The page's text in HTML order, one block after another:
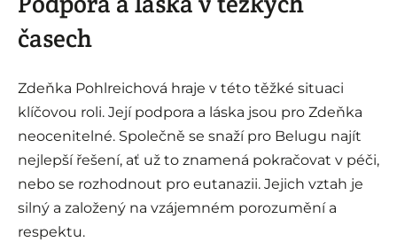
časech
Zdeňka Pohlreichová hraje v této těžké situaci
klíčovou roli. Její podpora a láska jsou pro Zdeňka
neocenitelné. Společně se snaží pro Belugu najít
nejlepší řešení, ať už to znamená pokračovat v péči,
nebo se rozhodnout pro eutanazii. Jejich vztah je
silný a založený na vzájemném porozumění a
respektu.